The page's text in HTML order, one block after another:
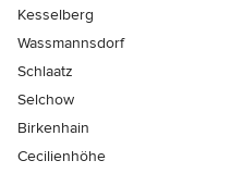
Kesselberg
Wassmannsdorf
Schlaatz
Selchow
Birkenhain
Cecilienhöhe